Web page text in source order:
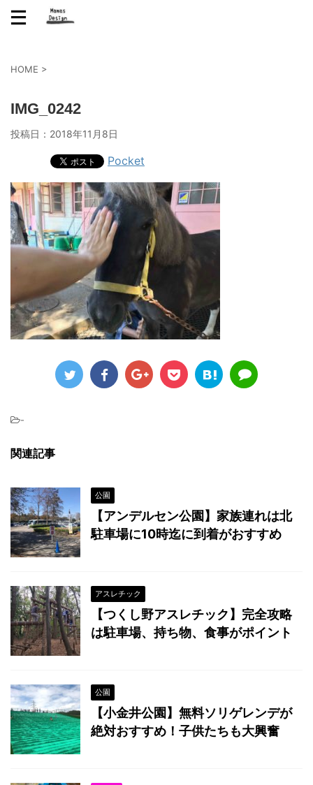
HOME >
IMG_0242
投稿日： 2018年11月8日
Pocket
-
関連記事
公園
【アンデルセン公園】家族連れは北
駐車場に10時迄に到着がおすすめ
アスレチック
【つくし野アスレチック】完全攻略
は駐車場、持ち物、食事がポイント
公園
【小金井公園】無料ソリゲレンデが
絶対おすすめ！子供たちも大興奮